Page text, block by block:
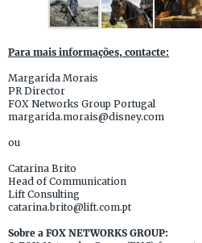
Para mais informações, contacte:
Margarida Morais
PR Director
FOX Networks Group Portugal
margarida.morais@disney.com
ou
Catarina Brito
Head of Communication
Lift Consulting
catarina.brito@lift.com.pt
Sobre a FOX NETWORKS GROUP: